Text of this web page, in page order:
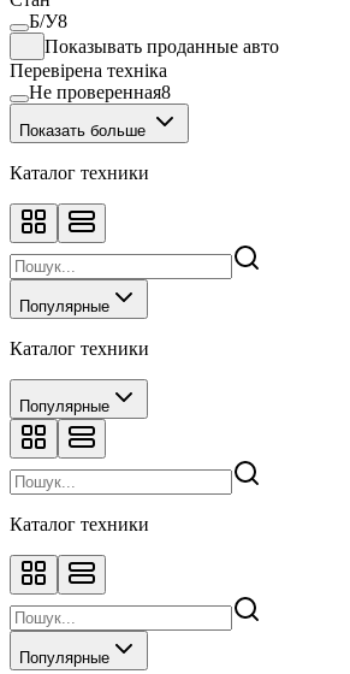
Разбрасыватель удобрений
Свеклоуборочный комбайн
Сеялка36
Тележка для жатки
Телескопический погрузчик
Б/У8
Показывать проданные авто
Перевірена техніка
Не проверенная8
Показать больше
Каталог техники
Популярные
Каталог техники
Популярные
Каталог техники
Популярные